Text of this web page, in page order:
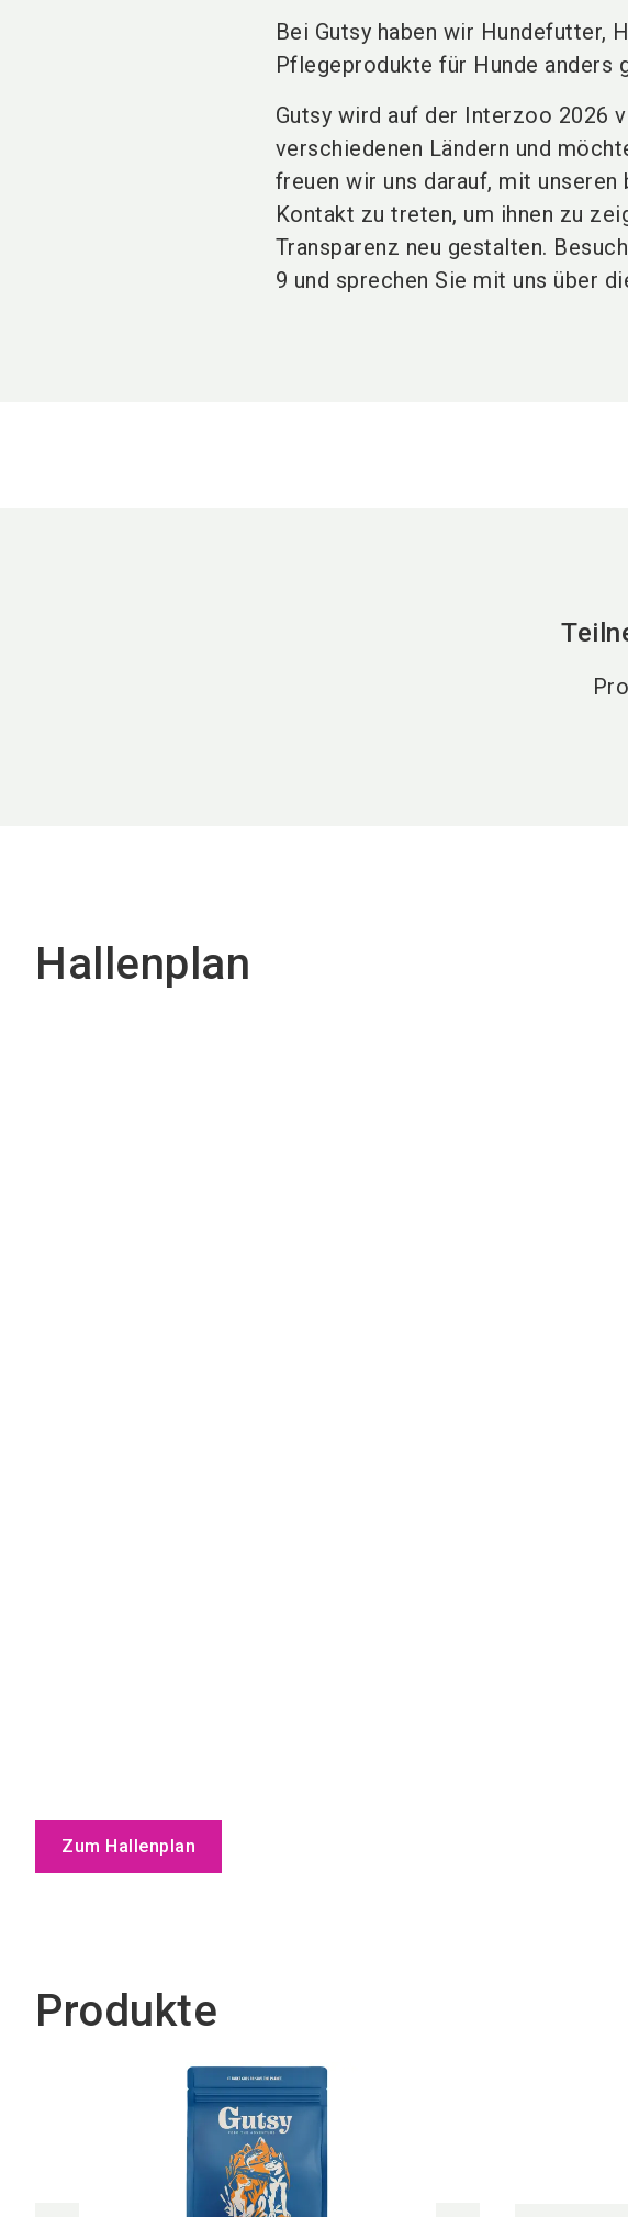
Bei Gutsy haben wir Hundefutter,
Pflegeprodukte für Hunde anders
Gutsy wird auf der Interzoo 2026
verschiedenen Ländern und
freuen wir uns darauf, mit
Kontakt zu treten, um ihnen zu
Transparenz neu gestalten.
9 und sprechen Sie mit uns über
Hallenplan
Zum Hallenplan
Produkte